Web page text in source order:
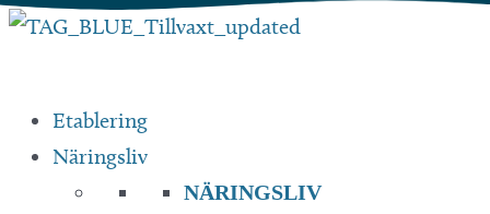
Hoppa
Etablering
Näringsliv
NÄRINGSLIV